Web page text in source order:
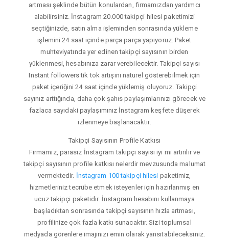
artması şeklinde bütün konulardan, firmamızdan yardımcı
alabilirsiniz. İnstagram 20.000 takipçi hilesi paketimizi
seçtiğinizde, satın alma işleminden sonrasında yükleme
işlemini 24 saat içinde parça parça yapıyoruz. Paket
muhteviyatında yer edinen takipçi sayısının birden
yüklenmesi, hesabınıza zarar verebilecektir. Takipçi sayısı
Instant followers tik tok artışını naturel gösterebilmek için
paket içeriğini 24 saat içinde yüklemiş oluyoruz. Takipçi
sayınız arttığında, daha çok şahıs paylaşımlarınızı görecek ve
fazlaca sayıdaki paylaşımınız İnstagram keşfete düşerek
izlenmeye başlanacaktır.
Takipçi Sayısının Profile Katkısı
Firmamız, parasız İnstagram takipçi sayısı iyi mi artırılır ve
takipçi sayısının profile katkısı nelerdir mevzusunda malumat
vermektedir. İnstagram 100 takipçi hilesi paketimiz,
hizmetleriniz tecrübe etmek isteyenler için hazırlanmış en
ucuz takipçi paketidir. İnstagram hesabını kullanmaya
başladıktan sonrasında takipçi sayısının hızla artması,
profilinize çok fazla katkı sunacaktır. Sizi toplumsal
medyada görenlere imajınızı emin olarak yansıtabileceksiniz.